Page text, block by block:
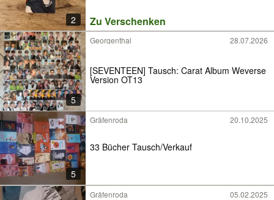
2 Zu Verschenken
5
Georgenthal 28.07.2026
[SEVENTEEN] Tausch: Carat Album Weverse
Version OT13
5
Gräfenroda 20.10.2025
33 Bücher Tausch/Verkauf
Gräfenroda 05.02.2025